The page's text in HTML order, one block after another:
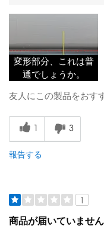
変形部分、これは普
通でしょうか。
友人にこの製品をおす
1 3
報告する
1
商品が届いていません